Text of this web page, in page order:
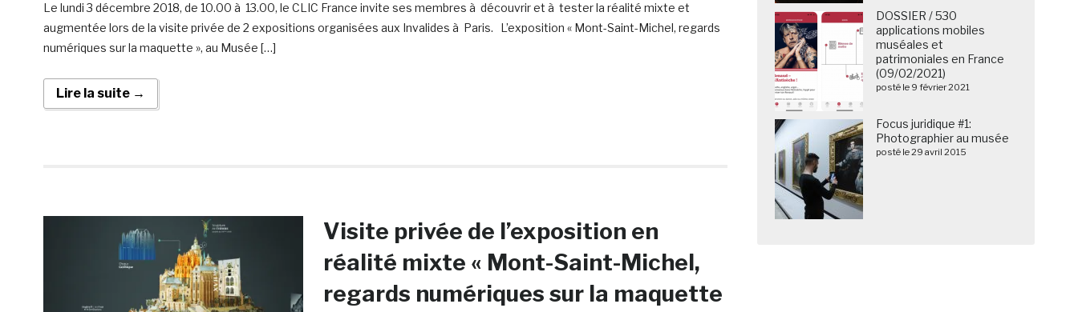
Le lundi 3 décembre 2018, de 10.00 à 13.00, le CLIC France invite ses membres à découvrir et à tester la réalité mixte et
augmentée lors de la visite privée de 2 expositions organisées aux Invalides à Paris. L’exposition « Mont-Saint-Michel, regards
numériques sur la maquette », au Musée […]
Lire la suite →
Visite privée de l’exposition en
réalité mixte « Mont-Saint-Michel,
regards numériques sur la maquette
DOSSIER / 530
applications mobiles
muséales et
patrimoniales en France
(09/02/2021)
posté le 9 février 2021
Focus juridique #1:
Photographier au musée
posté le 29 avril 2015